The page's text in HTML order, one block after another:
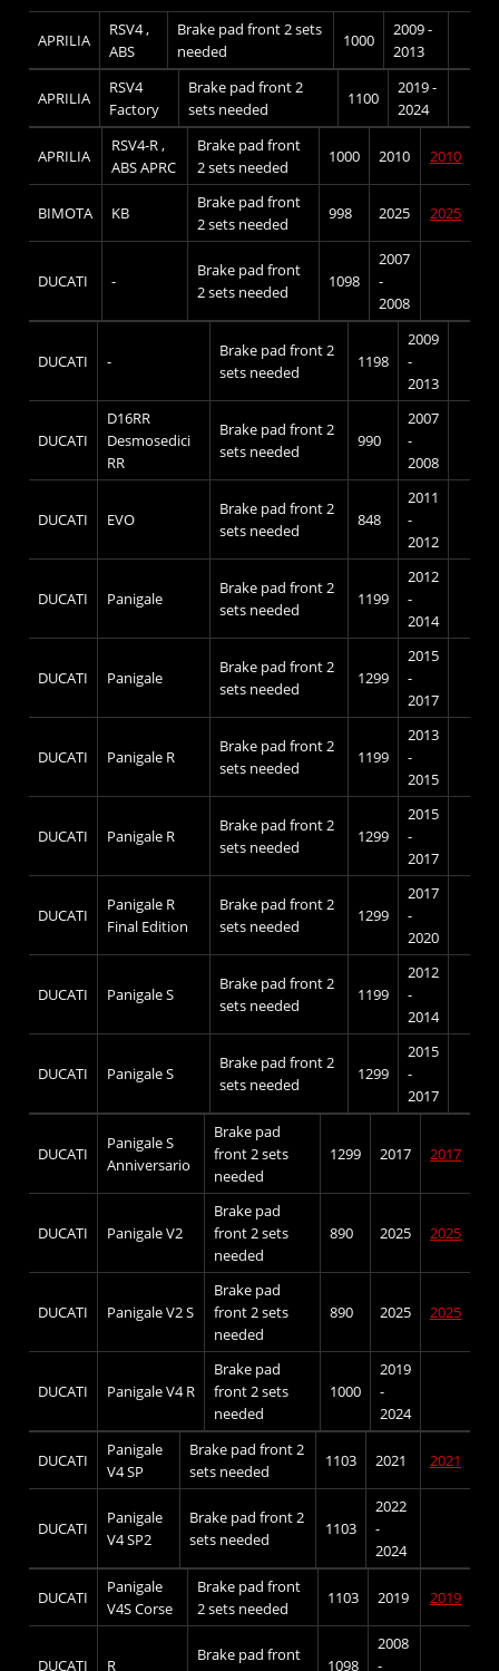
APRILIA
RSV4 ,
ABS
Brake pad front 2 sets
needed
1000
2009 -
2013
APRILIA
RSV4
Factory
Brake pad front 2
sets needed
1100
2019 -
2024
APRILIA
RSV4-R ,
ABS APRC
Brake pad front
2 sets needed
1000 2010 2010
BIMOTA KB
Brake pad front
2 sets needed
998 2025 2025
DUCATI -
Brake pad front
2 sets needed
1098
2007
-
2008
DUCATI -
Brake pad front 2
sets needed
1198
2009
-
2013
DUCATI
D16RR
Desmosedici
RR
Brake pad front 2
sets needed
990
2007
-
2008
DUCATI EVO
Brake pad front 2
sets needed
848
2011
-
2012
DUCATI Panigale
Brake pad front 2
sets needed
1199
2012
-
2014
DUCATI Panigale
Brake pad front 2
sets needed
1299
2015
-
2017
DUCATI Panigale R
Brake pad front 2
sets needed
1199
2013
-
2015
DUCATI Panigale R
Brake pad front 2
sets needed
1299
2015
-
2017
DUCATI
Panigale R
Final Edition
Brake pad front 2
sets needed
1299
2017
-
2020
DUCATI Panigale S
Brake pad front 2
sets needed
1199
2012
-
2014
DUCATI Panigale S
Brake pad front 2
sets needed
1299
2015
-
2017
DUCATI
Panigale S
Anniversario
Brake pad
front 2 sets
needed
1299 2017 2017
DUCATI Panigale V2
Brake pad
front 2 sets
needed
890 2025 2025
DUCATI Panigale V2 S
Brake pad
front 2 sets
needed
890 2025 2025
DUCATI Panigale V4 R
Brake pad
front 2 sets
needed
1000
2019
-
2024
DUCATI
Panigale
V4 SP
Brake pad front 2
sets needed
1103 2021 2021
DUCATI
Panigale
V4 SP2
Brake pad front 2
sets needed
1103
2022
-
2024
DUCATI
Panigale
V4S Corse
Brake pad front
2 sets needed
1103 2019 2019
DUCATI R
Brake pad front
1098
2008
-